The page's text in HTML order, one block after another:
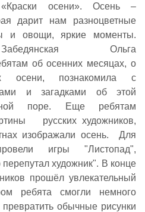
«Краски осени». Осень –
дарит нам разноцветные
и овощи, яркие моменты.
Ольга
об осенних месяцах, о
осени, познакомила с
и загадками об этой
поре. Еще ребятам
русских художников,
изображали осень. Для
игры "Листопад",
художник". В конце
прошёл увлекательный
ребята смогли немного
обычные рисунки